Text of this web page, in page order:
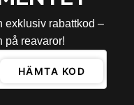
exklusiv rabattkod –
på reavaror!
HÄMTA KOD